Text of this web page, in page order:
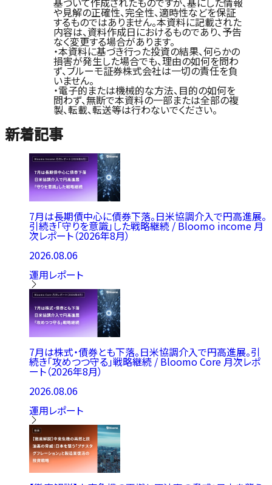
や見解の正確性、完全性、適時性などを保証
するものではありません。本資料に記載された
内容は、資料作成日におけるものであり、予告
なく変更する場合があります。
・本資料に基づき行った投資の結果、何らかの
損害が発生した場合でも、理由の如何を問わ
ず、ブルーモ証券株式会社は一切の責任を負
いません。
・電子的または機械的な方法、目的の如何を
問わず、無断で本資料の一部または全部の複
製、転載、転送等は行わないでください。
新着記事
7月は長期債中心に債券下落。日米協調介入で円高進展。
引続き「守りを意識」した戦略継続 / Bloomo income 月
次レポート（2026年8月）
2026.08.06
運用レポート
7月は株式・債券とも下落。日米協調介入で円高進展。引
続き「攻めつつ守る」戦略継続 / Bloomo Core 月次レポ
ート（2026年8月）
2026.08.06
運用レポート